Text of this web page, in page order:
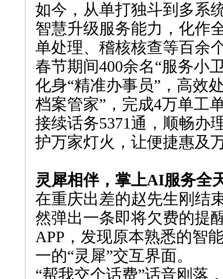
如今，从单打独斗到多系
智慧升级服务能力，化作
单处理、稽核核查等百余
春节期间400余名“服务小
化身“精准办事员”，高效
档案管家”，完成4万单工
接续话务5371通，顺畅办
护万家灯火，让便捷惠及
灵犀相伴，掌上AI服务全
在重庆出差的赵先生刚结
然弹出一条即将欠费的提
APP，发现原本熟悉的智
一的“灵犀”交互界面。
“帮我交个话费”话音刚落